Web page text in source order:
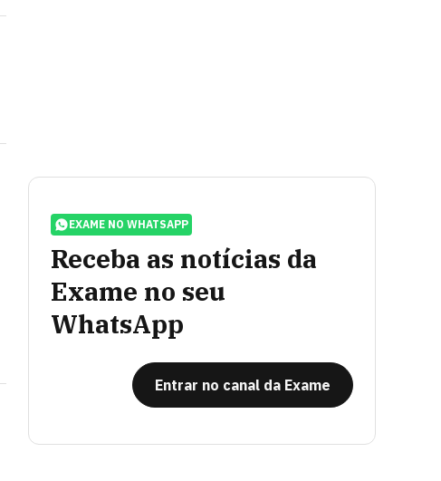
EXAME NO WHATSAPP
Receba as notícias da
Exame no seu
WhatsApp
Entrar no canal da Exame